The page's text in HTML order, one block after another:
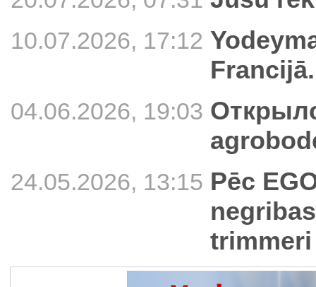
10.07.2026, 17:12
Francijā.
04.06.2026, 19:03
24.05.2026, 13:15 Pēc
trimmeri